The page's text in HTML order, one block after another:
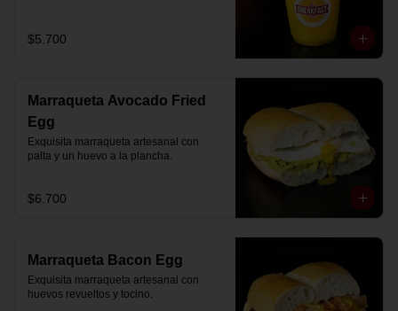
$5.700
Marraqueta Avocado Fried
Egg
Exquisita marraqueta artesanal con
palta y un huevo a la plancha.
$6.700
Marraqueta Bacon Egg
Exquisita marraqueta artesanal con
huevos revueltos y tocino.